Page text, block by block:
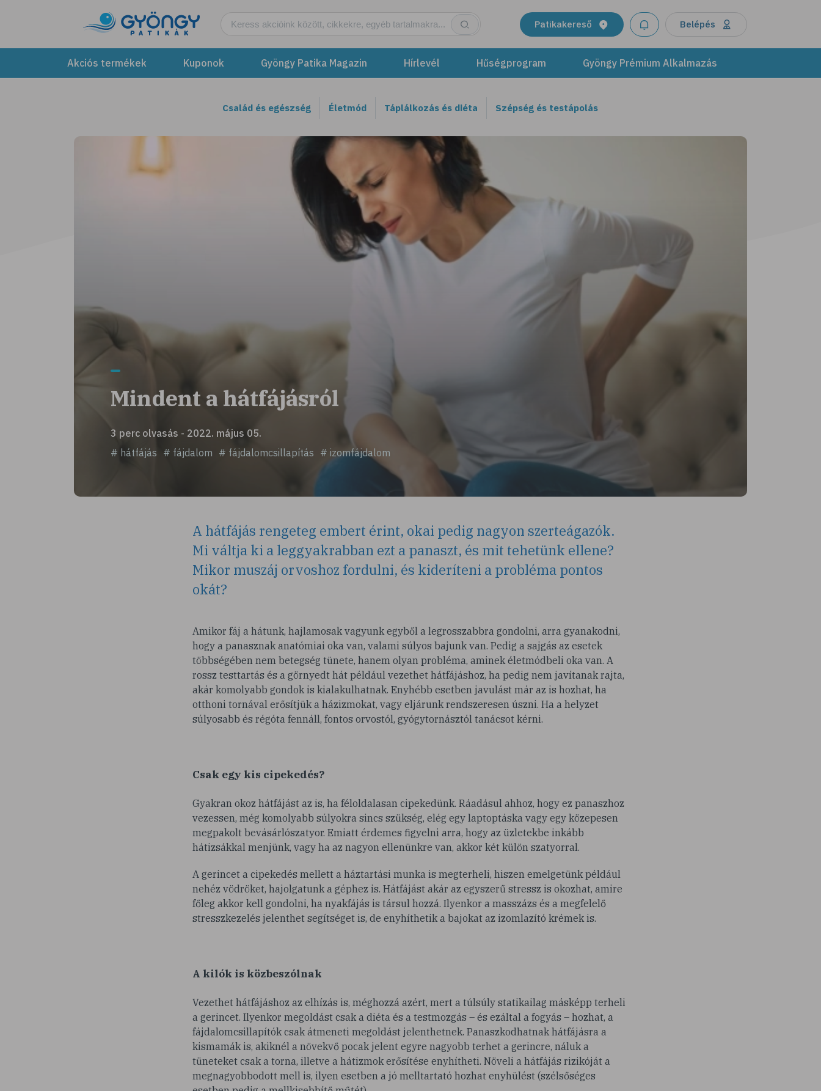
Patikakereső Belépés
Akciós termékek Kuponok Gyöngy Patika Magazin Hírlevél Hűségprogram Gyöngy Prémium Alkalmazás
Család és egészség Életmód Táplálkozás és diéta Szépség és testápolás
Mindent a hátfájásról
3 perc olvasás - 2022. május 05.
# hátfájás # fájdalom # fájdalomcsillapítás # izomfájdalom
A hátfájás rengeteg embert érint, okai pedig nagyon szerteágazók.
Mi váltja ki a leggyakrabban ezt a panaszt, és mit tehetünk ellene?
Mikor muszáj orvoshoz fordulni, és kideríteni a probléma pontos
okát?
Amikor fáj a hátunk, hajlamosak vagyunk egyből a legrosszabbra gondolni, arra gyanakodni,
hogy a panasznak anatómiai oka van, valami súlyos bajunk van. Pedig a sajgás az esetek
többségében nem betegség tünete, hanem olyan probléma, aminek életmódbeli oka van. A
rossz testtartás és a görnyedt hát például vezethet hátfájáshoz, ha pedig nem javítanak rajta,
akár komolyabb gondok is kialakulhatnak. Enyhébb esetben javulást már az is hozhat, ha
otthoni tornával erősítjük a házizmokat, vagy eljárunk rendszeresen úszni. Ha a helyzet
súlyosabb és régóta fennáll, fontos orvostól, gyógytornásztól tanácsot kérni.
Csak egy kis cipekedés?
Gyakran okoz hátfájást az is, ha féloldalasan cipekedünk. Ráadásul ahhoz, hogy ez panaszhoz
vezessen, még komolyabb súlyokra sincs szükség, elég egy laptoptáska vagy egy közepesen
megpakolt bevásárlószatyor. Emiatt érdemes figyelni arra, hogy az üzletekbe inkább
hátizsákkal menjünk, vagy ha az nagyon ellenünkre van, akkor két külön szatyorral.
A gerincet a cipekedés mellett a háztartási munka is megterheli, hiszen emelgetünk például
nehéz vödröket, hajolgatunk a géphez is. Hátfájást akár az egyszerű stressz is okozhat, amire
főleg akkor kell gondolni, ha nyakfájás is társul hozzá. Ilyenkor a masszázs és a megfelelő
stresszkezelés jelenthet segítséget is, de enyhíthetik a bajokat az izomlazító krémek is.
A kilók is közbeszólnak
Vezethet hátfájáshoz az elhízás is, méghozzá azért, mert a túlsúly statikailag másképp terheli
a gerincet. Ilyenkor megoldást csak a diéta és a testmozgás – és ezáltal a fogyás – hozhat, a
fájdalomcsillapítók csak átmeneti megoldást jelenthetnek. Panaszkodhatnak hátfájásra a
kismamák is, akiknél a növekvő pocak jelent egyre nagyobb terhet a gerincre, náluk a
tüneteket csak a torna, illetve a hátizmok erősítése enyhítheti. Növeli a hátfájás rizikóját a
megnagyobbodott mell is, ilyen esetben a jó melltartató hozhat enyhülést (szélsőséges